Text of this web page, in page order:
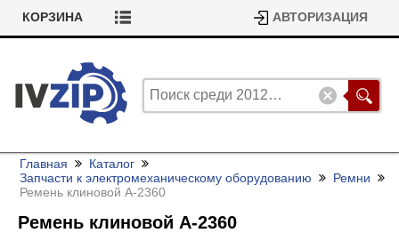
КОРЗИНА АВТОРИЗАЦИЯ
Главная
Каталог
Запчасти к электромеханическому оборудованию
Ремни
Ремень клиновой А-2360
Ремень клиновой А-2360